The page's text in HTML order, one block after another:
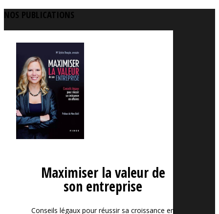
NOS PUBLICATIONS
Maximiser la valeur de
son entreprise
Conseils légaux pour réussir sa croissance en